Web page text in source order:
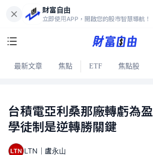
財富自由
立即使用APP，開啟您的股市智慧導航！
最新文章 焦點 ETF 焦點股
台積電亞利桑那廠轉虧為
學徒制是逆轉勝關鍵
LTN｜盧永山